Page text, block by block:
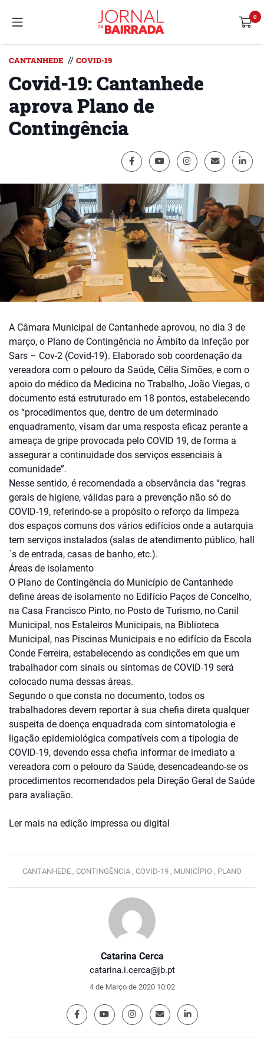
Catarina Cerca
catarina.i.cerca@jb.pt
4 de Março de 2020 10:02
CANTANHEDE // COVID-19
Covid-19: Cantanhede
aprova Plano de
Contingência
A Câmara Municipal de Cantanhede aprovou, no dia 3 de
março, o Plano de Contingência no Âmbito da Infeção por
Sars – Cov-2 (Covid-19). Elaborado sob coordenação da
vereadora com o pelouro da Saúde, Célia Simões, e com o
apoio do médico da Medicina no Trabalho, João Viegas, o
documento está estruturado em 18 pontos, estabelecendo
os “procedimentos que, dentro de um determinado
enquadramento, visam dar uma resposta eficaz perante a
ameaça de gripe provocada pelo COVID 19, de forma a
assegurar a continuidade dos serviços essenciais à
comunidade”.
Nesse sentido, é recomendada a observância das “regras
gerais de higiene, válidas para a prevenção não só do
COVID-19, referindo-se a propósito o reforço da limpeza
dos espaços comuns dos vários edifícios onde a autarquia
tem serviços instalados (salas de atendimento público, hall
´s de entrada, casas de banho, etc.).
Áreas de isolamento
O Plano de Contingência do Município de Cantanhede
define áreas de isolamento no Edifício Paços de Concelho,
na Casa Francisco Pinto, no Posto de Turismo, no Canil
Municipal, nos Estaleiros Municipais, na Biblioteca
Municipal, nas Piscinas Municipais e no edifício da Escola
Conde Ferreira, estabelecendo as condições em que um
trabalhador com sinais ou sintomas de COVID-19 será
colocado numa dessas áreas.
Segundo o que consta no documento, todos os
trabalhadores devem reportar à sua chefia direta qualquer
suspeita de doença enquadrada com sintomatologia e
ligação epidemiológica compatíveis com a tipologia de
COVID-19, devendo essa chefia informar de imediato a
vereadora com o pelouro da Saúde, desencadeando-se os
procedimentos recomendados pela Direção Geral de Saúde
para avaliação.
Ler mais na edição impressa ou digital
CANTANHEDE , CONTINGÊNCIA , COVID-19 , MUNICÍPIO , PLANO